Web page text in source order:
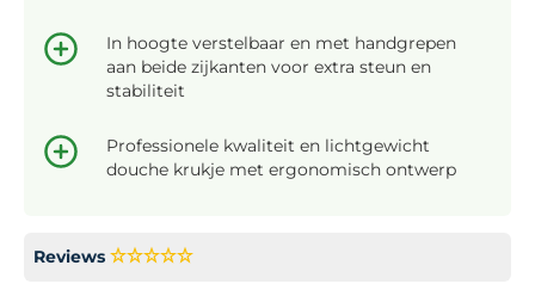
In hoogte verstelbaar en met handgrepen
aan beide zijkanten voor extra steun en
stabiliteit
Professionele kwaliteit en lichtgewicht
douche krukje met ergonomisch ontwerp
Reviews